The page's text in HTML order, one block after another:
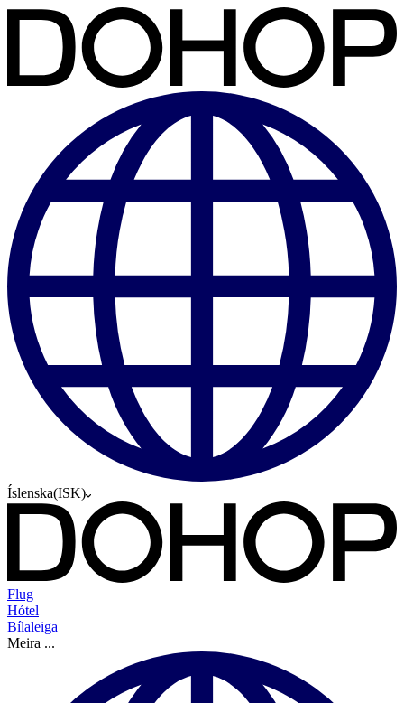
Íslenska(ISK)
Flug
Hótel
Bílaleiga
Meira ...